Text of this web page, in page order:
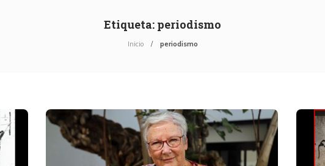
Etiqueta: periodismo
Inicio periodismo